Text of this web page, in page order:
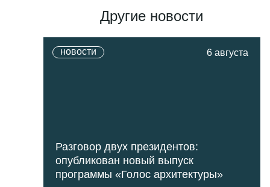
Другие новости
новости 6 августа
Разговор двух президентов:
опубликован новый выпуск
программы «Голос архитектуры»